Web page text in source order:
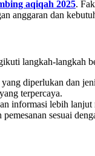
aqiqah 2025.
anggaran dan
langkah-langkah
diperlukan dan
terpercaya.
informasi lebih lanjut
sesuai